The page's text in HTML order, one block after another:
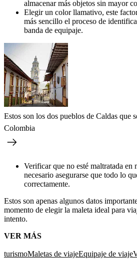
almacenar más objetos sin mayor
Elegir un color llamativo, este
más sencillo el proceso de
banda de equipaje.
Estos son los dos pueblos de Caldas que
Colombia
Verificar que no esté maltratada en
necesario asegurarse que todo lo
correctamente.
Estos son apenas algunos datos
momento de elegir la maleta ideal para
intento.
VER MÁS
turismoMaletas de viajeEquipaje de viaje